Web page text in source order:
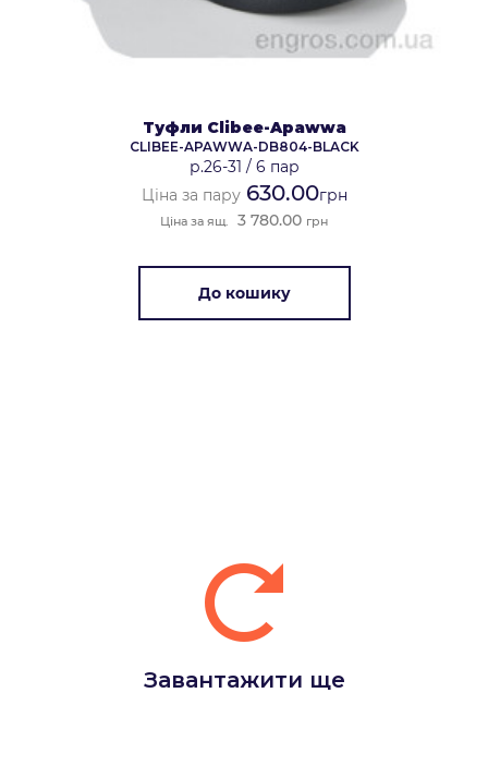
Туфли Clibee-Apawwa
CLIBEE-APAWWA-DB804-BLACK
р.26-31 / 6 пар
Ціна за пару630.00грн
Ціна за ящ. 3 780.00 грн
До кошику
Завантажити ще